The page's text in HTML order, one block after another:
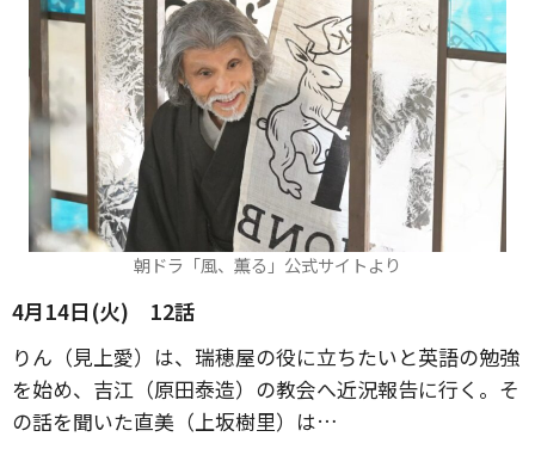
朝ドラ「風、薫る」公式サイトより
4月14日(火) 12話
りん（見上愛）は、瑞穂屋の役に立ちたいと英語の勉強
を始め、吉江（原田泰造）の教会へ近況報告に行く。そ
の話を聞いた直美（上坂樹里）は…